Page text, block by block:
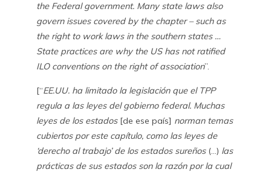
the Federal government. Many state laws also
govern issues covered by the chapter – such as
the right to work laws in the southern states …
State practices are why the US has not ratified
ILO conventions on the right of association”.
[“EE.UU. ha limitado la legislación que el TPP
regula a las leyes del gobierno federal. Muchas
leyes de los estados[de ese país] norman temas
cubiertos por este capítulo, como las leyes de
‘derecho al trabajo’ de los estados sureños (…) las
prácticas de sus estados son la razón por la cual